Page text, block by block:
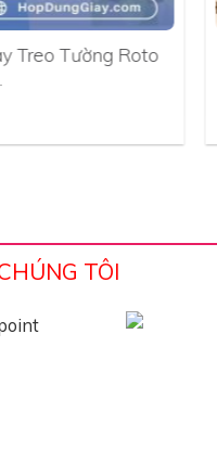
Treo Tường Roto
TÔI